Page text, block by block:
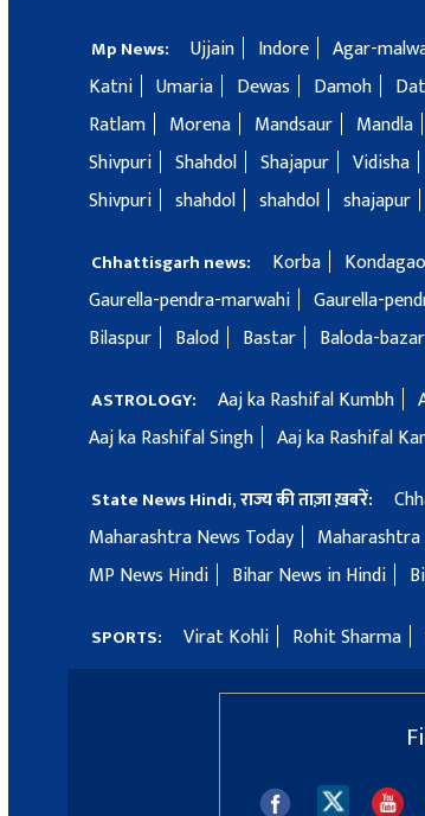
Mp News: Ujjain Indore Agar-
Katni
Umaria Dewas Damoh
Ratlam
Morena Mandsaur Mandla
Shivpuri
Shahdol Shajapur Vidisha
Shivpuri
shahdol shahdol shajapur
Chhattisgarh news: Korba
Gaurella-pendra-marwahi
Gaurella-
Bilaspur
Balod Bastar Baloda-bazar
ASTROLOGY: Aaj ka Rashifal Kumbh
Aaj ka Rashifal Singh
Aaj ka Rashifal
State News Hindi, राज्य की ताज़ा ख़बरें:
Maharashtra News Today
MP News Hindi
Bihar News in Hindi
SPORTS: Virat Kohli Rohit Sharma